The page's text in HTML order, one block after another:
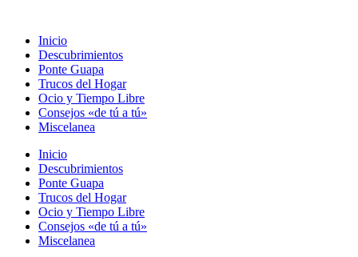
contenido
Inicio
Descubrimientos
Ponte Guapa
Trucos del Hogar
Ocio y Tiempo Libre
Consejos «de tú a tú»
Miscelanea
Inicio
Descubrimientos
Ponte Guapa
Trucos del Hogar
Ocio y Tiempo Libre
Consejos «de tú a tú»
Miscelanea